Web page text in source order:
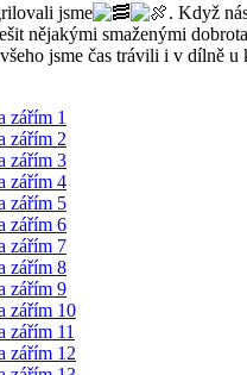
jsme
. Když
nějakými smaženými
jsme čas trávili i v dílně